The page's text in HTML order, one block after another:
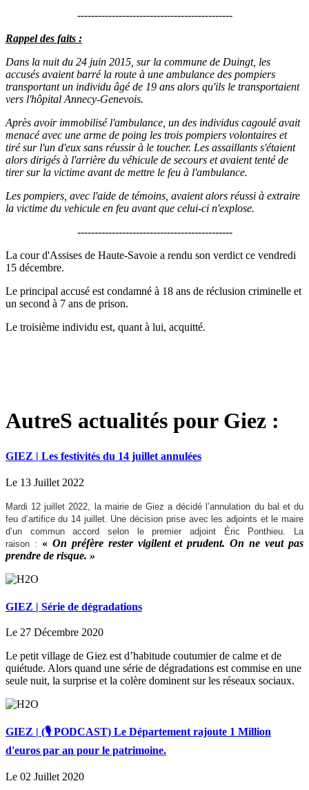
---------------------------------------------
Rappel des faits :
Dans la nuit du 24 juin 2015, sur la commune de Duingt, les
accusés avaient barré la route à une ambulance des pompiers
transportant un individu âgé de 19 ans alors qu'ils le transportaient
vers l'hôpital Annecy-Genevois.
Après avoir immobilisé l'ambulance, un des individus cagoulé avait
menacé avec une arme de poing les trois pompiers volontaires et
tiré sur l'un d'eux sans réussir à le toucher. Les assaillants s'étaient
alors dirigés à l'arrière du véhicule de secours et avaient tenté de
tirer sur la victime avant de mettre le feu à l'ambulance.
Les pompiers, avec l'aide de témoins, avaient alors réussi à extraire
la victime du vehicule en feu avant que celui-ci n'explose.
---------------------------------------------
La cour d'Assises de Haute-Savoie a rendu son verdict ce vendredi
15 décembre.
Le principal accusé est condamné à 18 ans de réclusion criminelle et
un second à 7 ans de prison.
Le troisième individu est, quant à lui, acquitté.
AutreS actualités pour Giez :
GIEZ | Les festivités du 14 juillet annulées
Le 13 Juillet 2022
Mardi 12 juillet 2022, la mairie de Giez a décidé l’annulation du bal et du
feu d’artifice du 14 juillet. Une décision prise avec les adjoints et le maire
d’un commun accord selon le premier adjoint Éric Ponthieu. La
raison : «On préfère rester vigilent et prudent. On ne veut pas
prendre de risque. »
GIEZ | Série de dégradations
Le 27 Décembre 2020
Le petit village de Giez est d’habitude coutumier de calme et de
quiétude. Alors quand une série de dégradations est commise en une
seule nuit, la surprise et la colère dominent sur les réseaux sociaux.
GIEZ | (🎙️ PODCAST) Le Département rajoute 1 Million
d'euros par an pour le patrimoine.
Le 02 Juillet 2020